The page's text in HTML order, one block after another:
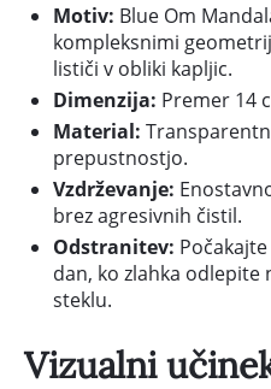
Motiv: Blue Om
kompleksnimi
lističi v obliki kapljic.
Dimenzija: Premer 14
Material:
prepustnostjo.
Vzdrževanje:
brez agresivnih čistil.
Odstranitev:
dan, ko zlahka odlepite
steklu.
Vizualni